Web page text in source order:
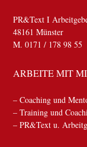
PR&Text I
48161 Münster
M. 0171 / 178 98 55
ARBEITE MIT
– Coaching und
– Training und
– PR&Text u.